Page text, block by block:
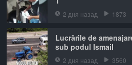
2 дня назад 1873
Lucrările de
sub podul Ismail
2 дня назад 3560